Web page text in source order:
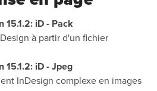
15.1.2: iD - Pack
à partir d'un fichier
15.1.2: iD - Jpeg
InDesign complexe en images